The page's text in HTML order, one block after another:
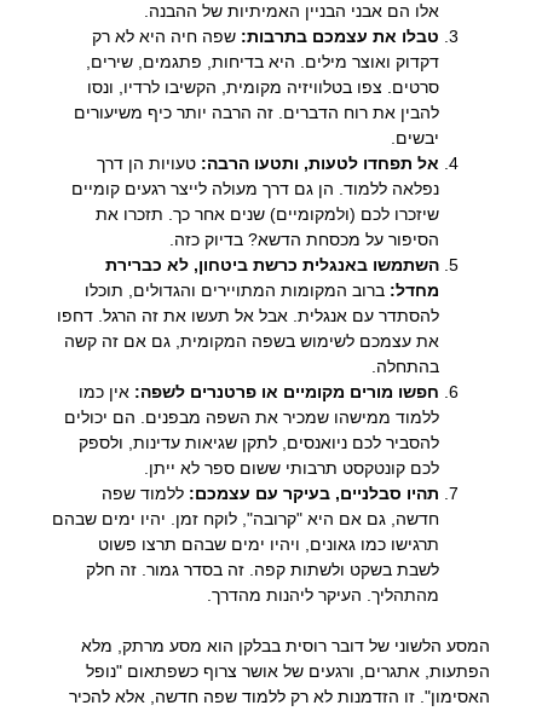
אלו הם אבני הבניין האמיתיות של ההבנה.
טבלו את עצמכם בתרבות: שפה חיה היא לא רק
דקדוק ואוצר מילים. היא בדיחות, פתגמים, שירים,
סרטים. צפו בטלוויזיה מקומית, הקשיבו לרדיו, ונסו
להבין את רוח הדברים. זה הרבה יותר כיף משיעורים
יבשים.
אל תפחדו לטעות, ותטעו הרבה: טעויות הן דרך
נפלאה ללמוד. הן גם דרך מעולה לייצר רגעים קומיים
שיזכרו לכם (ולמקומיים) שנים אחר כך. תזכרו את
הסיפור על מכסחת הדשא? בדיוק כזה.
השתמשו באנגלית כרשת ביטחון, לא כברירת
מחדל: ברוב המקומות המתויירים והגדולים, תוכלו
להסתדר עם אנגלית. אבל אל תעשו את זה הרגל. דחפו
את עצמכם לשימוש בשפה המקומית, גם אם זה קשה
בהתחלה.
חפשו מורים מקומיים או פרטנרים לשפה: אין כמו
ללמוד ממישהו שמכיר את השפה מבפנים. הם יכולים
להסביר לכם ניואנסים, לתקן שגיאות עדינות, ולספק
לכם קונטקסט תרבותי ששום ספר לא ייתן.
תהיו סבלניים, בעיקר עם עצמכם: ללמוד שפה
חדשה, גם אם היא "קרובה", לוקח זמן. יהיו ימים שבהם
תרגישו כמו גאונים, ויהיו ימים שבהם תרצו פשוט
לשבת בשקט ולשתות קפה. זה בסדר גמור. זה חלק
מהתהליך. העיקר ליהנות מהדרך.
המסע הלשוני של דובר רוסית בבלקן הוא מסע מרתק, מלא
הפתעות, אתגרים, ורגעים של אושר צרוף כשפתאום "נופל
האסימון". זו הזדמנות לא רק ללמוד שפה חדשה, אלא להכיר